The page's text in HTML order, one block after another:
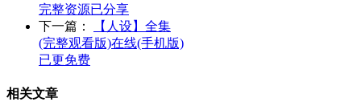
完整资源已分享
下一篇：
【人设】全集
(完整观看版)在线(手机版)
已更免费
相关文章